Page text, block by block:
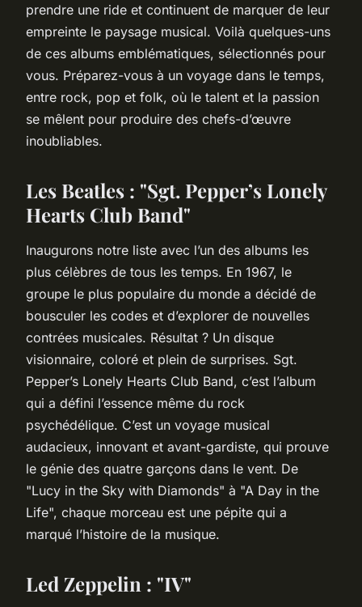
prendre une ride et continuent de marquer de leur
empreinte le paysage musical. Voilà quelques-uns
de ces albums emblématiques, sélectionnés pour
vous. Préparez-vous à un voyage dans le temps,
entre rock, pop et folk, où le talent et la passion
se mêlent pour produire des chefs-d’œuvre
inoubliables.
Les Beatles : "Sgt. Pepper’s Lonely
Hearts Club Band"
Inaugurons notre liste avec l’un des albums les
plus célèbres de tous les temps. En 1967, le
groupe le plus populaire du monde a décidé de
bousculer les codes et d’explorer de nouvelles
contrées musicales. Résultat ? Un disque
visionnaire, coloré et plein de surprises. Sgt.
Pepper’s Lonely Hearts Club Band, c’est l’album
qui a défini l’essence même du rock
psychédélique. C’est un voyage musical
audacieux, innovant et avant-gardiste, qui prouve
le génie des quatre garçons dans le vent. De
"Lucy in the Sky with Diamonds" à "A Day in the
Life", chaque morceau est une pépite qui a
marqué l’histoire de la musique.
Led Zeppelin : "IV"